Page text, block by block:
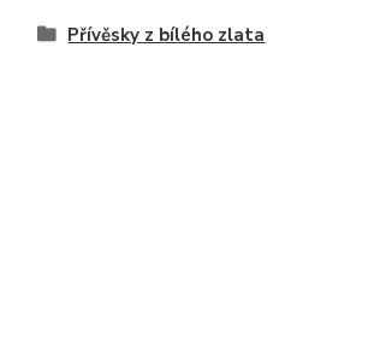
Přívěsky z bílého zlata